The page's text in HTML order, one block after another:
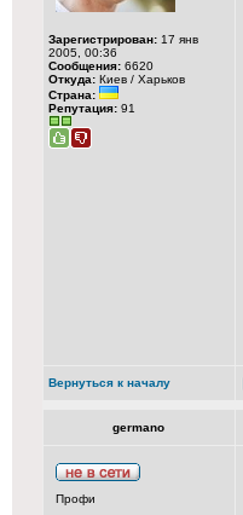
Зарегистрирован: 17 янв
2005, 00:36
Сообщения: 6620
Откуда: Киев / Харьков
Страна:
Репутация: 91
Вернуться к началу
germano
Профи